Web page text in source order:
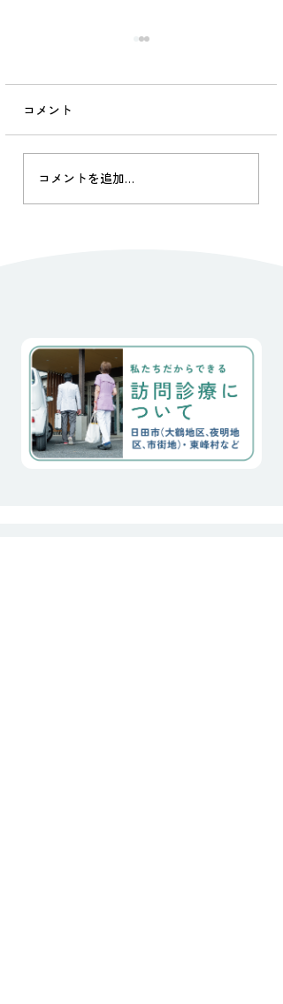
6/3、最後の訪問診療。 へ
き地独り暮らしには、辛い
現実がのしかかります。 付
き合いは20年。 つまり父の
台からずっと。ご主人も私
が始まりました。 絶対にこ
こを離れたくないと言う思
い。 なんとか、私達の微力
に加え、住み慣れた家と
コメント
コメントを追加…